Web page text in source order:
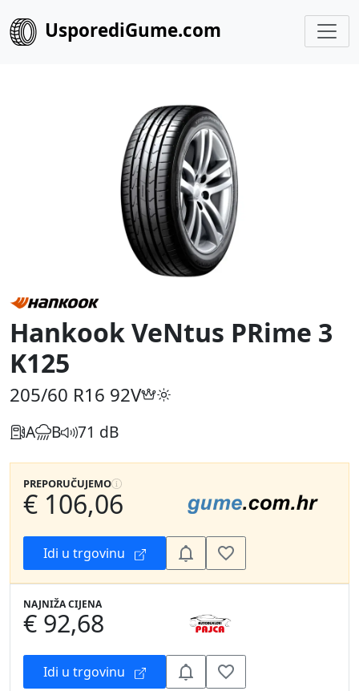
UsporediGume.com
Hankook VeNtus PRime 3
K125
205/60 R16 92V
A B 71 dB
PREPORUČUJEMO
€ 106,06
Idi u trgovinu
NAJNIŽA CIJENA
€ 92,68
Idi u trgovinu